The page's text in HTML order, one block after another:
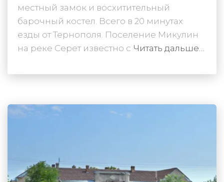
местный замок и восхитительный
барочный костел. Всего в 20 минутах
езды от Тернополя. Поселение Микулин
на реке Серет известно с Читать дальше…